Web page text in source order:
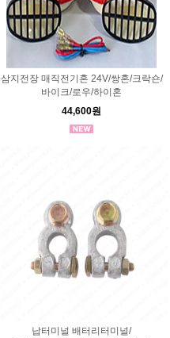
삼지전장 매직전기혼 24V/쌍혼/크락숀/
바이크/로우/하이혼
44,600원
납터미널 배터리터미널/